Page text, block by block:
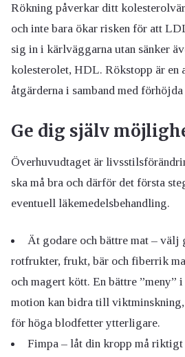
Rökning påverkar ditt
och inte bara ökar risken för att
sig in i kärlväggarna utan sänker
kolesterolet, HDL. Rökstopp är en
åtgärderna i samband med
Ge dig själv
Överhuvudtaget är
ska må bra och därför det första
eventuell läkemedelsbehandling.
Ät godare och bättre mat – välj
rotfrukter, frukt, bär och fiberrik
och magert kött. En bättre ”meny”
motion kan bidra till
för höga blodfetter ytterligare.
Fimpa – låt din kropp må